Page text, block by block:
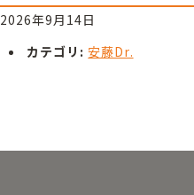
2026年9月14日
カテゴリ: 安藤Dr.